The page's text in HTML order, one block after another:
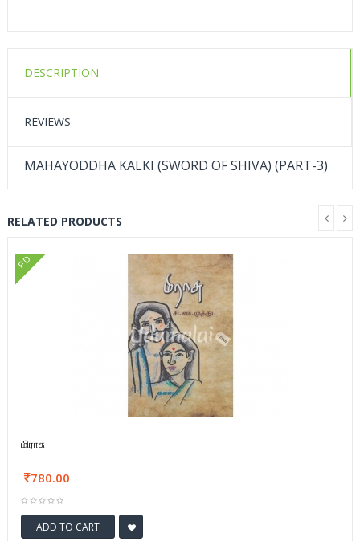
DESCRIPTION
REVIEWS
MAHAYODDHA KALKI (SWORD OF SHIVA) (PART-3)
RELATED PRODUCTS
FD
மிராசு
780.00
ADD TO CART